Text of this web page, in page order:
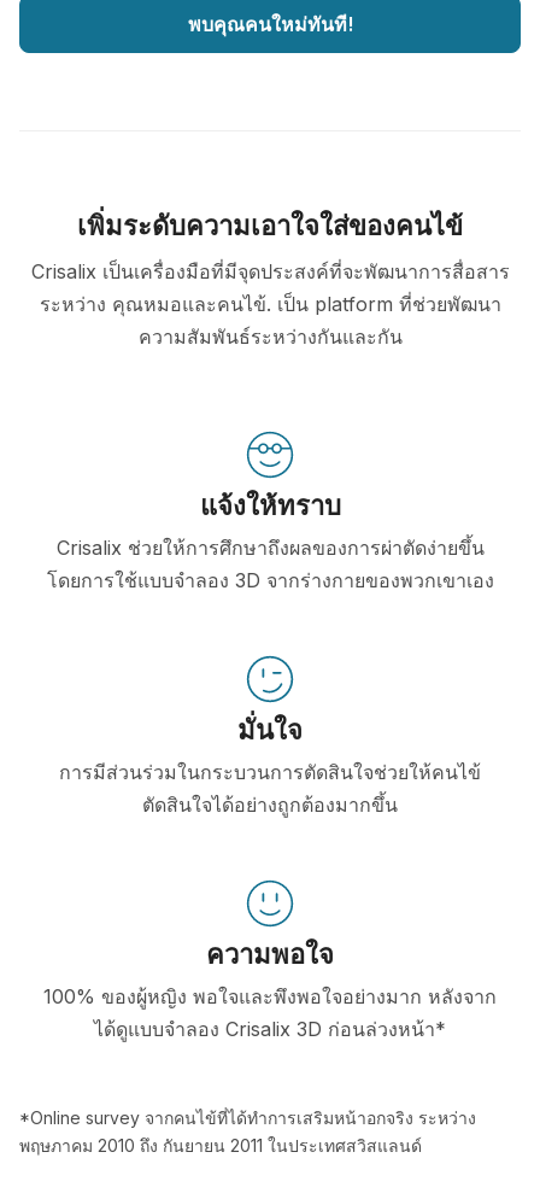
พบคุณคนใหม่ทันที!
เพิ่มระดับความเอาใจใส่ของคนไข้
Crisalix เป็นเครื่องมือที่มีจุดประสงค์ที่จะพัฒนาการสื่อสาร
ระหว่าง คุณหมอและคนไข้. เป็น platform ที่ช่วยพัฒนา
ความสัมพันธ์ระหว่างกันและกัน
แจ้งให้ทราบ
Crisalix ช่วยให้การศึกษาถึงผลของการผ่าตัดง่ายขึ้น
โดยการใช้แบบจำลอง 3D จากร่างกายของพวกเขาเอง
มั่นใจ
การมีส่วนร่วมในกระบวนการตัดสินใจช่วยให้คนไข้
ตัดสินใจได้อย่างถูกต้องมากขึ้น
ความพอใจ
100% ของผู้หญิง พอใจและพึงพอใจอย่างมาก หลังจาก
ได้ดูแบบจำลอง Crisalix 3D ก่อนล่วงหน้า*
*Online survey จากคนไข้ที่ได้ทำการเสริมหน้าอกจริง ระหว่าง
พฤษภาคม 2010 ถึง กันยายน 2011 ในประเทศสวิสแลนด์